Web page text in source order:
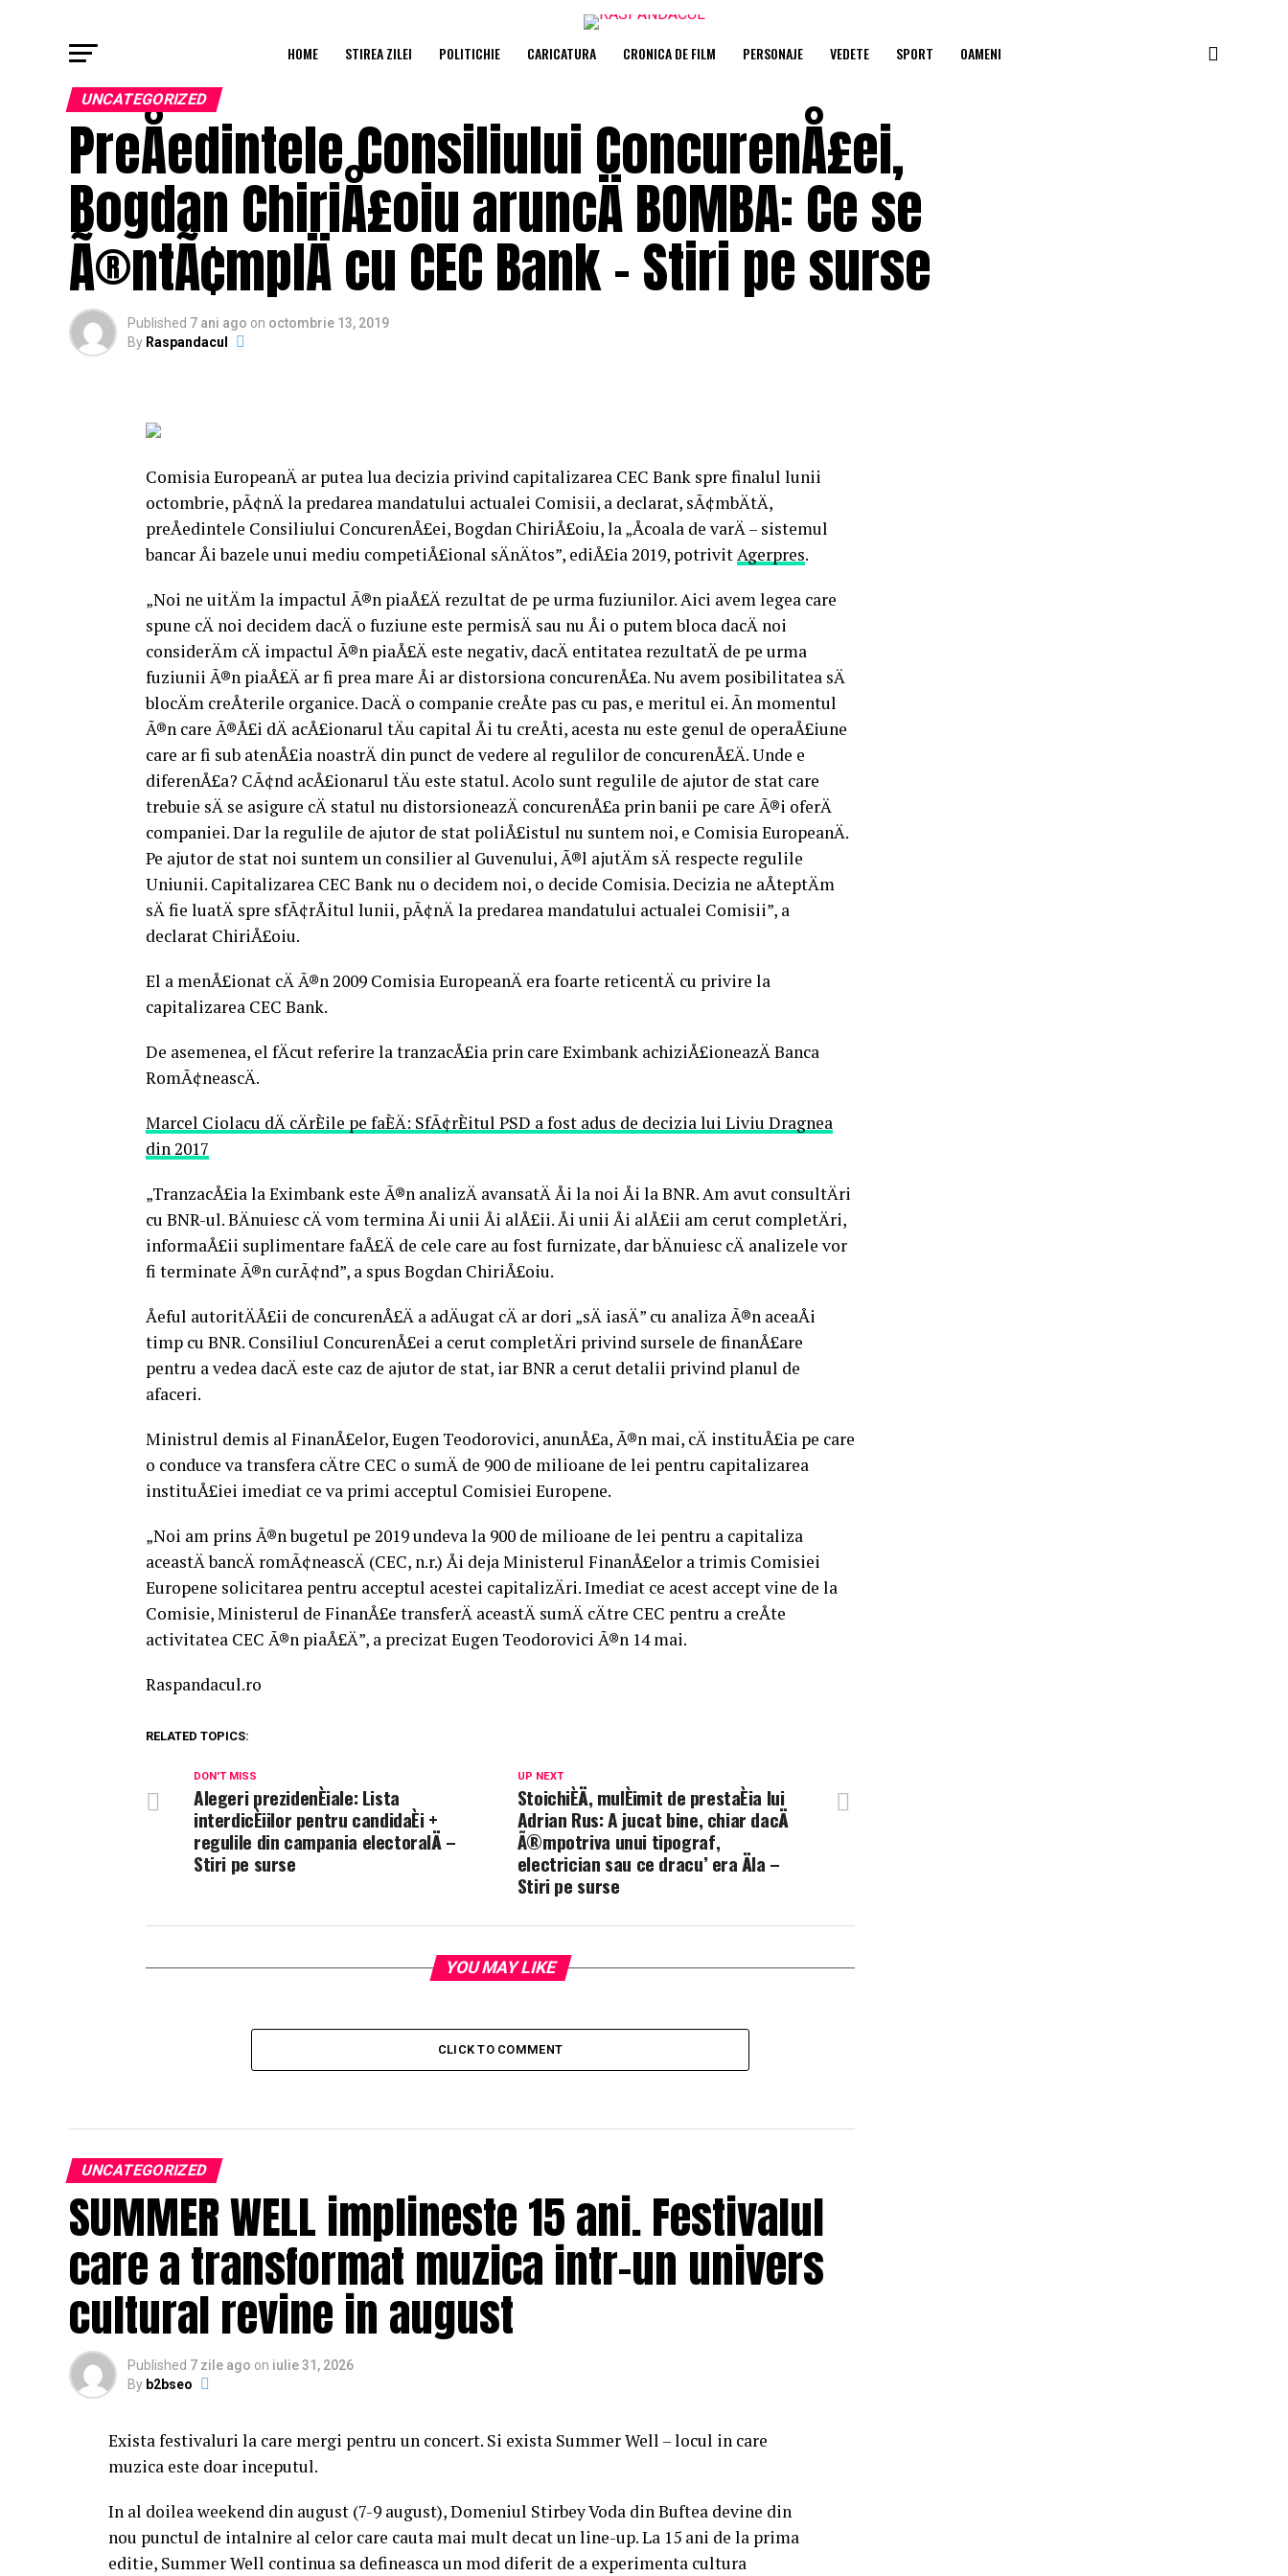
HOME STIREA ZILEI POLITICHIE CARICATURA CRONICA DE FILM PERSONAJE VEDETE SPORT OAMENI
UNCATEGORIZED
PreÅedintele Consiliului ConcurenÅ£ei,
Bogdan ChiriÅ£oiu aruncÄ BOMBA: Ce se
Ã®ntÃ¢mplÄ cu CEC Bank – Stiri pe surse
Published 7 ani ago on octombrie 13, 2019
By Raspandacul
Comisia EuropeanÄ ar putea lua decizia privind capitalizarea CEC Bank spre finalul lunii
octombrie, pÃ¢nÄ la predarea mandatului actualei Comisii, a declarat, sÃ¢mbÄtÄ,
preÅedintele Consiliului ConcurenÅ£ei, Bogdan ChiriÅ£oiu, la „Åcoala de varÄ – sistemul
bancar Åi bazele unui mediu competiÅ£ional sÄnÄtos”, ediÅ£ia 2019, potrivitAgerpres.
„Noi ne uitÄm la impactul Ã®n piaÅ£Ä rezultat de pe urma fuziunilor. Aici avem legea care
spune cÄ noi decidem dacÄ o fuziune este permisÄ sau nu Åi o putem bloca dacÄ noi
considerÄm cÄ impactul Ã®n piaÅ£Ä este negativ, dacÄ entitatea rezultatÄ de pe urma
fuziunii Ã®n piaÅ£Ä ar fi prea mare Åi ar distorsiona concurenÅ£a. Nu avem posibilitatea sÄ
blocÄm creÅterile organice. DacÄ o companie creÅte pas cu pas, e meritul ei. Ãn momentul
Ã®n care Ã®Å£i dÄ acÅ£ionarul tÄu capital Åi tu creÅti, acesta nu este genul de operaÅ£iune
care ar fi sub atenÅ£ia noastrÄ din punct de vedere al regulilor de concurenÅ£Ä. Unde e
diferenÅ£a? CÃ¢nd acÅ£ionarul tÄu este statul. Acolo sunt regulile de ajutor de stat care
trebuie sÄ se asigure cÄ statul nu distorsioneazÄ concurenÅ£a prin banii pe care Ã®i oferÄ
companiei. Dar la regulile de ajutor de stat poliÅ£istul nu suntem noi, e Comisia EuropeanÄ.
Pe ajutor de stat noi suntem un consilier al Guvenului, Ã®l ajutÄm sÄ respecte regulile
Uniunii. Capitalizarea CEC Bank nu o decidem noi, o decide Comisia. Decizia ne aÅteptÄm
sÄ fie luatÄ spre sfÃ¢rÅitul lunii, pÃ¢nÄ la predarea mandatului actualei Comisii”, a
declarat ChiriÅ£oiu.
El a menÅ£ionat cÄ Ã®n 2009 Comisia EuropeanÄ era foarte reticentÄ cu privire la
capitalizarea CEC Bank.
De asemenea, el fÄcut referire la tranzacÅ£ia prin care Eximbank achiziÅ£ioneazÄ Banca
RomÃ¢neascÄ.
Marcel Ciolacu dÄ cÄrÈile pe faÈÄ: SfÃ¢rÈitul PSD a fost adus de decizia lui Liviu Dragnea
din 2017
„TranzacÅ£ia la Eximbank este Ã®n analizÄ avansatÄ Åi la noi Åi la BNR. Am avut consultÄri
cu BNR-ul. BÄnuiesc cÄ vom termina Åi unii Åi alÅ£ii. Åi unii Åi alÅ£ii am cerut completÄri,
informaÅ£ii suplimentare faÅ£Ä de cele care au fost furnizate, dar bÄnuiesc cÄ analizele vor
fi terminate Ã®n curÃ¢nd”, a spus Bogdan ChiriÅ£oiu.
Åeful autoritÄÅ£ii de concurenÅ£Ä a adÄugat cÄ ar dori „sÄ iasÄ” cu analiza Ã®n aceaÅi
timp cu BNR. Consiliul ConcurenÅ£ei a cerut completÄri privind sursele de finanÅ£are
pentru a vedea dacÄ este caz de ajutor de stat, iar BNR a cerut detalii privind planul de
afaceri.
Ministrul demis al FinanÅ£elor, Eugen Teodorovici, anunÅ£a, Ã®n mai, cÄ instituÅ£ia pe care
o conduce va transfera cÄtre CEC o sumÄ de 900 de milioane de lei pentru capitalizarea
instituÅ£iei imediat ce va primi acceptul Comisiei Europene.
„Noi am prins Ã®n bugetul pe 2019 undeva la 900 de milioane de lei pentru a capitaliza
aceastÄ bancÄ romÃ¢neascÄ (CEC, n.r.) Åi deja Ministerul FinanÅ£elor a trimis Comisiei
Europene solicitarea pentru acceptul acestei capitalizÄri. Imediat ce acest accept vine de la
Comisie, Ministerul de FinanÅ£e transferÄ aceastÄ sumÄ cÄtre CEC pentru a creÅte
activitatea CEC Ã®n piaÅ£Ä”, a precizat Eugen Teodorovici Ã®n 14 mai.
Raspandacul.ro
RELATED TOPICS:
UP NEXT
StoichiÈÄ, mulÈimit de prestaÈia lui
Adrian Rus: A jucat bine, chiar dacÄ
Ã®mpotriva unui tipograf,
electrician sau ce dracu’ era Äla –
Stiri pe surse
DON'T MISS
Alegeri prezidenÈiale: Lista
interdicÈiilor pentru candidaÈi +
regulile din campania electoralÄ –
Stiri pe surse
YOU MAY LIKE
CLICK TO COMMENT
UNCATEGORIZED
SUMMER WELL implineste 15 ani. Festivalul
care a transformat muzica intr-un univers
cultural revine in august
Published 7 zile ago on iulie 31, 2026
By b2bseo
Exista festivaluri la care mergi pentru un concert. Si exista Summer Well – locul in care
muzica este doar inceputul.
In al doilea weekend din august (7-9 august), Domeniul Stirbey Voda din Buftea devine din
nou punctul de intalnire al celor care cauta mai mult decat un line-up. La 15 ani de la prima
editie, Summer Well continua sa defineasca un mod diferit de a experimenta cultura